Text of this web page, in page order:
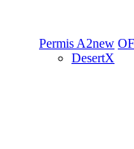
Permis A2new
DesertX